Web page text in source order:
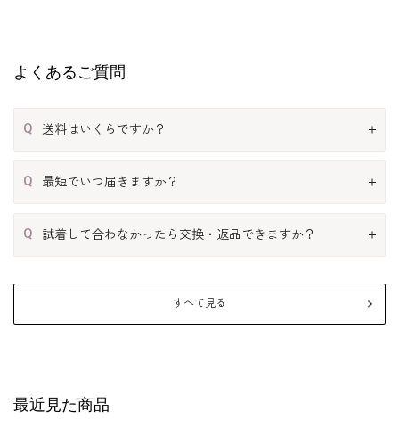
よくあるご質問
Q 送料はいくらですか？
Q 最短でいつ届きますか？
Q 試着して合わなかったら交換・返品できますか？
すべて見る
最近見た商品